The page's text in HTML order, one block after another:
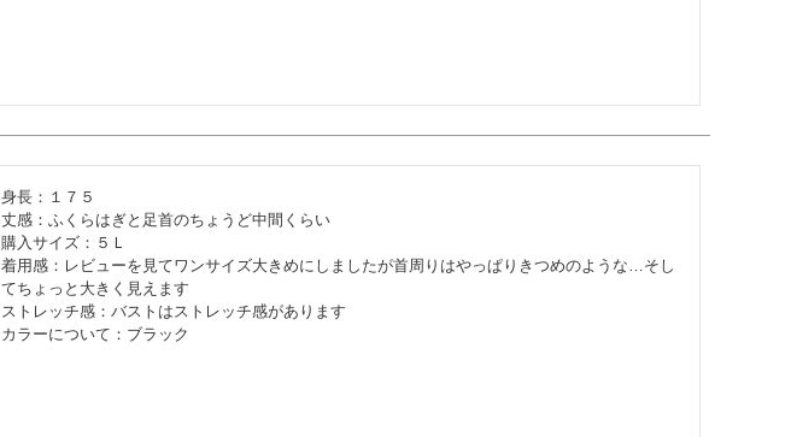
身長：１７５
丈感：ふくらはぎと足首のちょうど中間くらい
購入サイズ：５Ｌ
着用感：レビューを見てワンサイズ大きめにしましたが首周りはやっぱりきつめのような…そし
てちょっと大きく見えます
ストレッチ感：バストはストレッチ感があります
カラーについて：ブラック